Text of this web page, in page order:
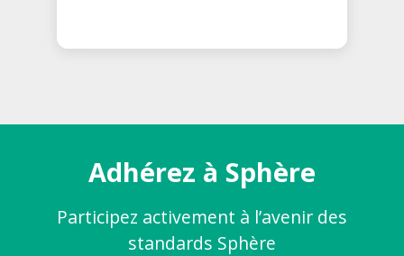
Adhérez à Sphère
Participez activement à l’avenir des
standards Sphère